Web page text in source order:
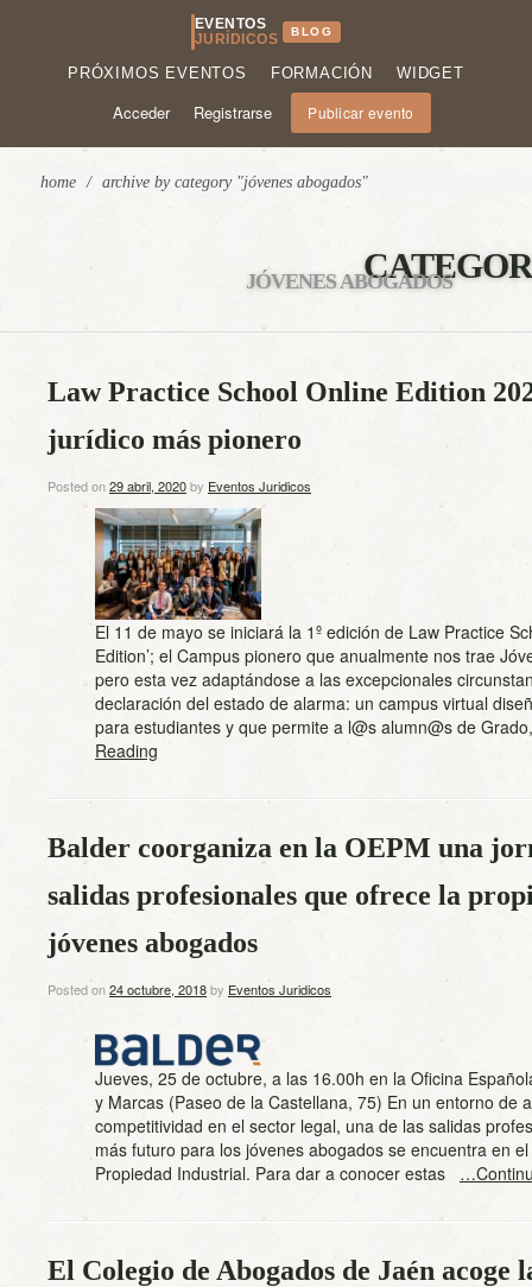
EVENTOS
JURÍDICOS
BLOG
PRÓXIMOS EVENTOS FORMACIÓN WIDGET
Acceder Registrarse Publicar evento
home / archive by category "jóvenes abogados"
JÓVENES ABOGADOS
Law Practice School Online Edition
jurídico más pionero
Posted on29 abril, 2020by Eventos Juridicos
El 11 de mayo se iniciará la 1º edición de Law Practice
Edition’; el Campus pionero que anualmente nos trae
pero esta vez adaptándose a las excepcionales
declaración del estado de alarma: un campus virtual
para estudiantes y que permite a l@s alumn@s de
Reading
Balder coorganiza en la OEPM una
salidas profesionales que ofrece la
jóvenes abogados
Posted on24 octubre, 2018by Eventos Juridicos
Jueves, 25 de octubre, a las 16.00h en la Oficina
y Marcas (Paseo de la Castellana, 75) En un entorno de
competitividad en el sector legal, una de las salidas
más futuro para los jóvenes abogados se encuentra en
Propiedad Industrial. Para dar a conocer estas
El Colegio de Abogados de Jaén acoge